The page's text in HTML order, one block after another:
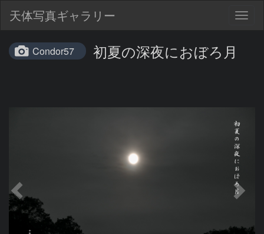
天体写真ギャラリー
Condor57 初夏の深夜におぼろ月